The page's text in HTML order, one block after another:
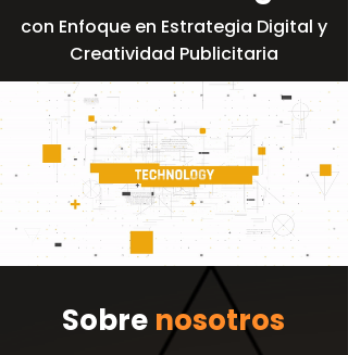
con Enfoque en Estrategia Digital y
Creatividad Publicitaria
Sobre nosotros